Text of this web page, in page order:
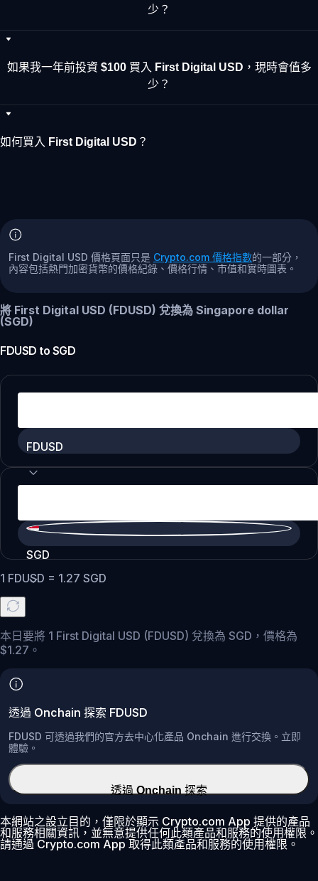
少？
如果我一年前投資 $100 買入 First Digital USD，現時會值多
少？
如何買入 First Digital USD？
First Digital USD 價格頁面只是 Crypto.com 價格指數的一部分，
內容包括熱門加密貨幣的價格紀錄、價格行情、市值和實時圖表。
將 First Digital USD (FDUSD) 兌換為 Singapore dollar
(SGD)
FDUSD to SGD
FDUSD
SGD
1 FDUSD = 1.27 SGD
本日要將 1 First Digital USD (FDUSD) 兌換為 SGD，價格為
$1.27。
透過 Onchain 探索 FDUSD
FDUSD 可透過我們的官方去中心化產品 Onchain 進行交換。立即
體驗。
透過 Onchain 探索
本網站之設立目的，僅限於顯示 Crypto.com App 提供的產品
和服務相關資訊，並無意提供任何此類產品和服務的使用權限。
請通過 Crypto.com App 取得此類產品和服務的使用權限。